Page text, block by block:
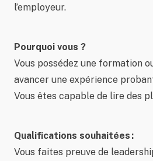
l’employeur.
Pourquoi vous ?
Vous possédez une formation
avancer une expérience
Vous êtes capable de lire des
Qualifications souhaitées :
Vous faites preuve de